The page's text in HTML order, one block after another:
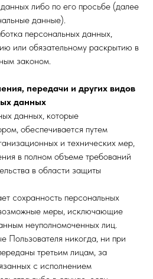
либо по его просьбе (далее
данные).
персональных данных,
или обязательному раскрытию в
законом.
передачи и других видов
данных
данных, которые
обеспечивается путем
и технических мер,
в полном объеме требований
в области защиты
сохранность персональных
меры, исключающие
неуполномоченных лиц.
Пользователя никогда, ни при
третьим лицам, за
с исполнением